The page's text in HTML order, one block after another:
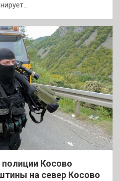
Косово
на север Косово